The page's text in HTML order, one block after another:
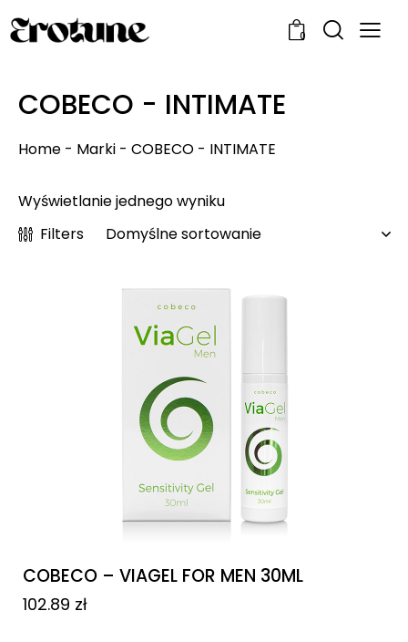
0
COBECO - INTIMATE
Home - Marki - COBECO - INTIMATE
Wyświetlanie jednego wyniku
Filters
COBECO – VIAGEL FOR MEN 30ML
102.89 zł